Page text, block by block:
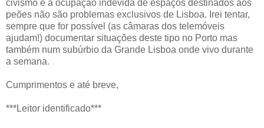
civismo e a ocupação indevida de espaços destinados aos
peões não são problemas exclusivos de Lisboa. Irei tentar,
sempre que for possível (as câmaras dos telemóveis
ajudam!) documentar situações deste tipo no Porto mas
também num subúrbio da Grande Lisboa onde vivo durante
a semana.
Cumprimentos e até breve,
***Leitor identificado***